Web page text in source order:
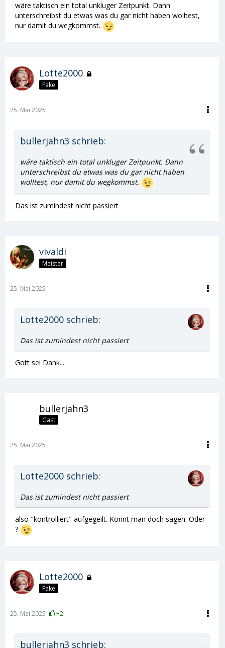
wäre taktisch ein total unkluger Zeitpunkt. Dann
unterschreibst du etwas was du gar nicht haben wolltest,
nur damit du wegkommst.
Lotte2000
Fake
25. Mai 2025
bullerjahn3 schrieb:
wäre taktisch ein total unkluger Zeitpunkt. Dann
unterschreibst du etwas was du gar nicht haben
wolltest, nur damit du wegkommst.
Das ist zumindest nicht passiert
vivaldi
Meister
25. Mai 2025
Lotte2000 schrieb:
Das ist zumindest nicht passiert
Gott sei Dank...
bullerjahn3
Gast
25. Mai 2025
Lotte2000 schrieb:
Das ist zumindest nicht passiert
also "kontrolliert" aufgegeilt. Könnt man doch sagen. Oder
?
Lotte2000
Fake
25. Mai 2025 +2
bullerjahn3 schrieb: